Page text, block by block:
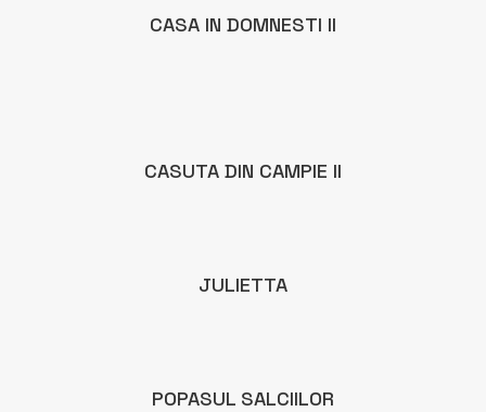
CASA IN DOMNESTI II
CASUTA DIN CAMPIE II
JULIETTA
POPASUL SALCIILOR